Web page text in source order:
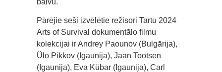
Pārējie seši izvēlētie režisori Tartu 2024
Arts of Survival dokumentālo filmu
kolekcijai ir Andrey Paounov (Bulgārija),
Ülo Pikkov (Igaunija), Jaan Tootsen
(Igaunija), Eva Kübar (Igaunija), Carl